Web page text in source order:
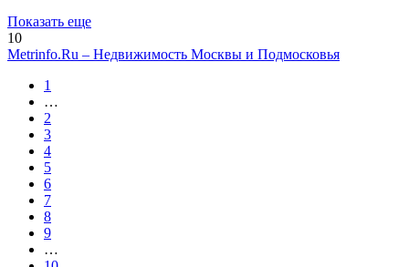
Показать еще
10
Metrinfo.Ru – Недвижимость Москвы и Подмосковья
1
…
2
3
4
5
6
7
8
9
…